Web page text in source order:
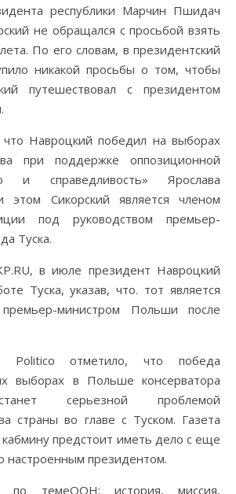
республики Марчин Пшидач
не обращался с просьбой взять
По его словам, в президентский
никакой просьбы о том, чтобы
путешествовал с президентом
Навроцкий победил на выборах
при поддержке оппозиционной
и справедливость» Ярослава
этом Сикорский является членом
под руководством премьер-
Туска.
в июле президент Навроцкий
Туска, указав, что. тот является
министром Польши после
Politico отметило, что победа
выборах в Польше консерватора
серьезной проблемой
страны во главе с Туском. Газета
кабмину предстоит иметь дело с еще
настроенным президентом.
по темеООН: история, миссия,